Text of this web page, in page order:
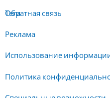
Обратная связь
Реклама
Использование
Политика
Теги